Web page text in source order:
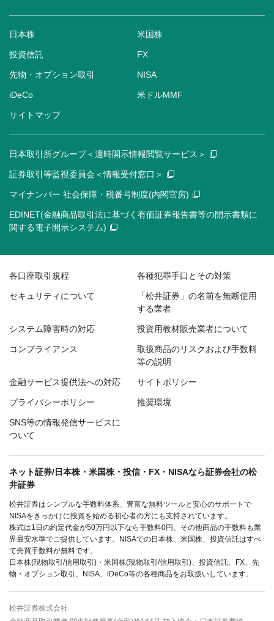
日本株 米国株
投資信託 FX
先物・オプション取引 NISA
iDeCo 米ドルMMF
サイトマップ
日本取引所グループ＜適時開示情報閲覧サービス＞
証券取引等監視委員会＜情報受付窓口＞
マイナンバー 社会保障・税番号制度(内閣官房)
EDINET(金融商品取引法に基づく有価証券報告書等の開示書類に
関する電子開示システム)
各口座取引規程 各種犯罪手口とその対策
セキュリティについて
「松井証券」の名前を無断使用
する業者
システム障害時の対応 投資用教材販売業者について
コンプライアンス
取扱商品のリスクおよび手数料
等の説明
金融サービス提供法への対応 サイトポリシー
プライバシーポリシー 推奨環境
SNS等の情報発信サービスに
ついて
ネット証券/日本株・米国株・投信・FX・NISAなら証券会社の松
井証券
松井証券はシンプルな手数料体系、豊富な無料ツールと安心のサポートで
NISAをきっかけに投資を始める初心者の方にも支持されています。
株式は1日の約定代金が50万円以下なら手数料0円、その他商品の手数料も業
界最安水準でご提供しています。NISAでの日本株、米国株、投資信託はすべ
て売買手数料が無料です。
日本株(現物取引/信用取引)・米国株(現物取引/信用取引)、投資信託、FX、先
物・オプション取引、NISA、iDeCo等の各種商品をお取扱いしています。
松井証券株式会社